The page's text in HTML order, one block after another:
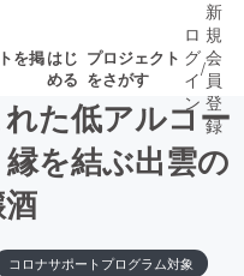
を掲はじ
める
プロジェクト
をさがす
集終了が近いプ
ロ
グ
イ
ン
/
新
規
会
員
登
録
た低アルコー
を結ぶ出雲の
酒
コロナサポートプログラム対象